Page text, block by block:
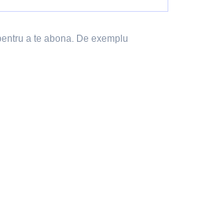
a te abona. De exemplu